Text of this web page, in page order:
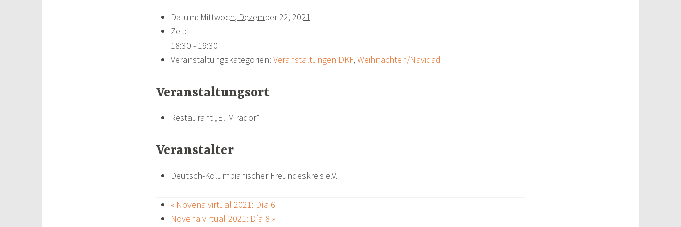
Datum: Mittwoch, Dezember 22, 2021
Zeit:
18:30 - 19:30
Veranstaltungskategorien: Veranstaltungen DKF, Weihnachten/Navidad
Veranstaltungsort
Restaurant „El Mirador“
Veranstalter
Deutsch-Kolumbianischer Freundeskreis e.V.
«Novena virtual 2021: Día 6
Novena virtual 2021: Día 8 »